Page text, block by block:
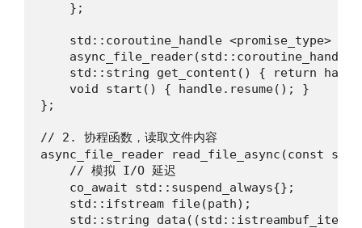
    };
std::coroutine_handle <promise_type>
async_file_reader(std::coroutine_handle
std::string get_content() { return
    void start() { handle.resume(); }
};
// 2. 协程函数，读取文件内容
async_file_reader read_file_async(const
    // 模拟 I/O 延迟
    co_await std::suspend_always{};
    std::ifstream file(path);
std::string